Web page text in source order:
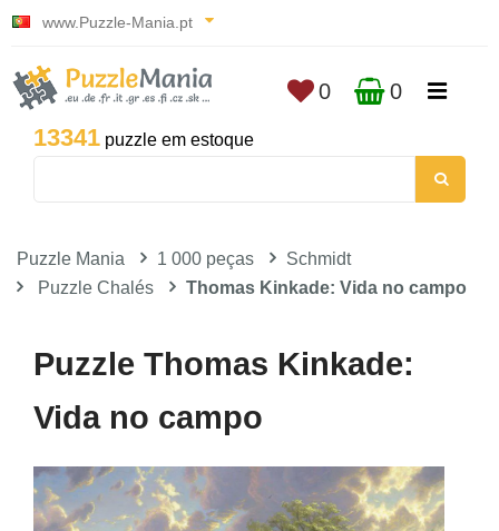
www.Puzzle-Mania.pt
13341 puzzle em estoque
0 0
Puzzle Mania 1 000 peças
Schmidt
Puzzle Chalés
Thomas Kinkade: Vida no campo
Puzzle Thomas Kinkade:
Vida no campo